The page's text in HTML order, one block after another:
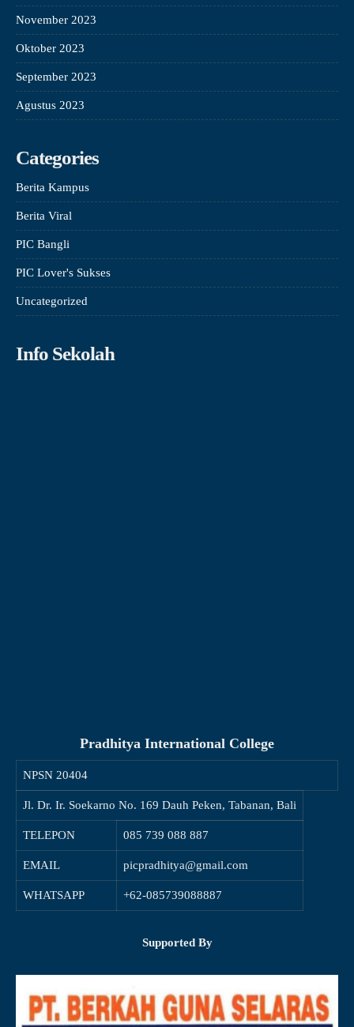
November 2023
Oktober 2023
September 2023
Agustus 2023
Categories
Berita Kampus
Berita Viral
PIC Bangli
PIC Lover's Sukses
Uncategorized
Info Sekolah
Pradhitya International College
NPSN 20404
Jl. Dr. Ir. Soekarno No. 169 Dauh Peken, Tabanan, Bali
TELEPON 085 739 088 887
EMAIL picpradhitya@gmail.com
WHATSAPP +62-085739088887
Supported By